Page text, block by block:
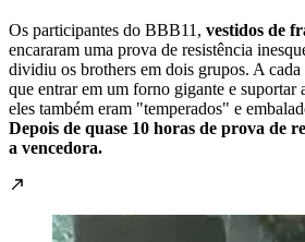
Os participantes do BBB11, vestidos de
encararam uma prova de resistência
dividiu os brothers em dois grupos. A
que entrar em um forno gigante e suportar
eles também eram "temperados" e
Depois de quase 10 horas de prova de
a vencedora.